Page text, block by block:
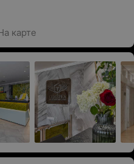
карте